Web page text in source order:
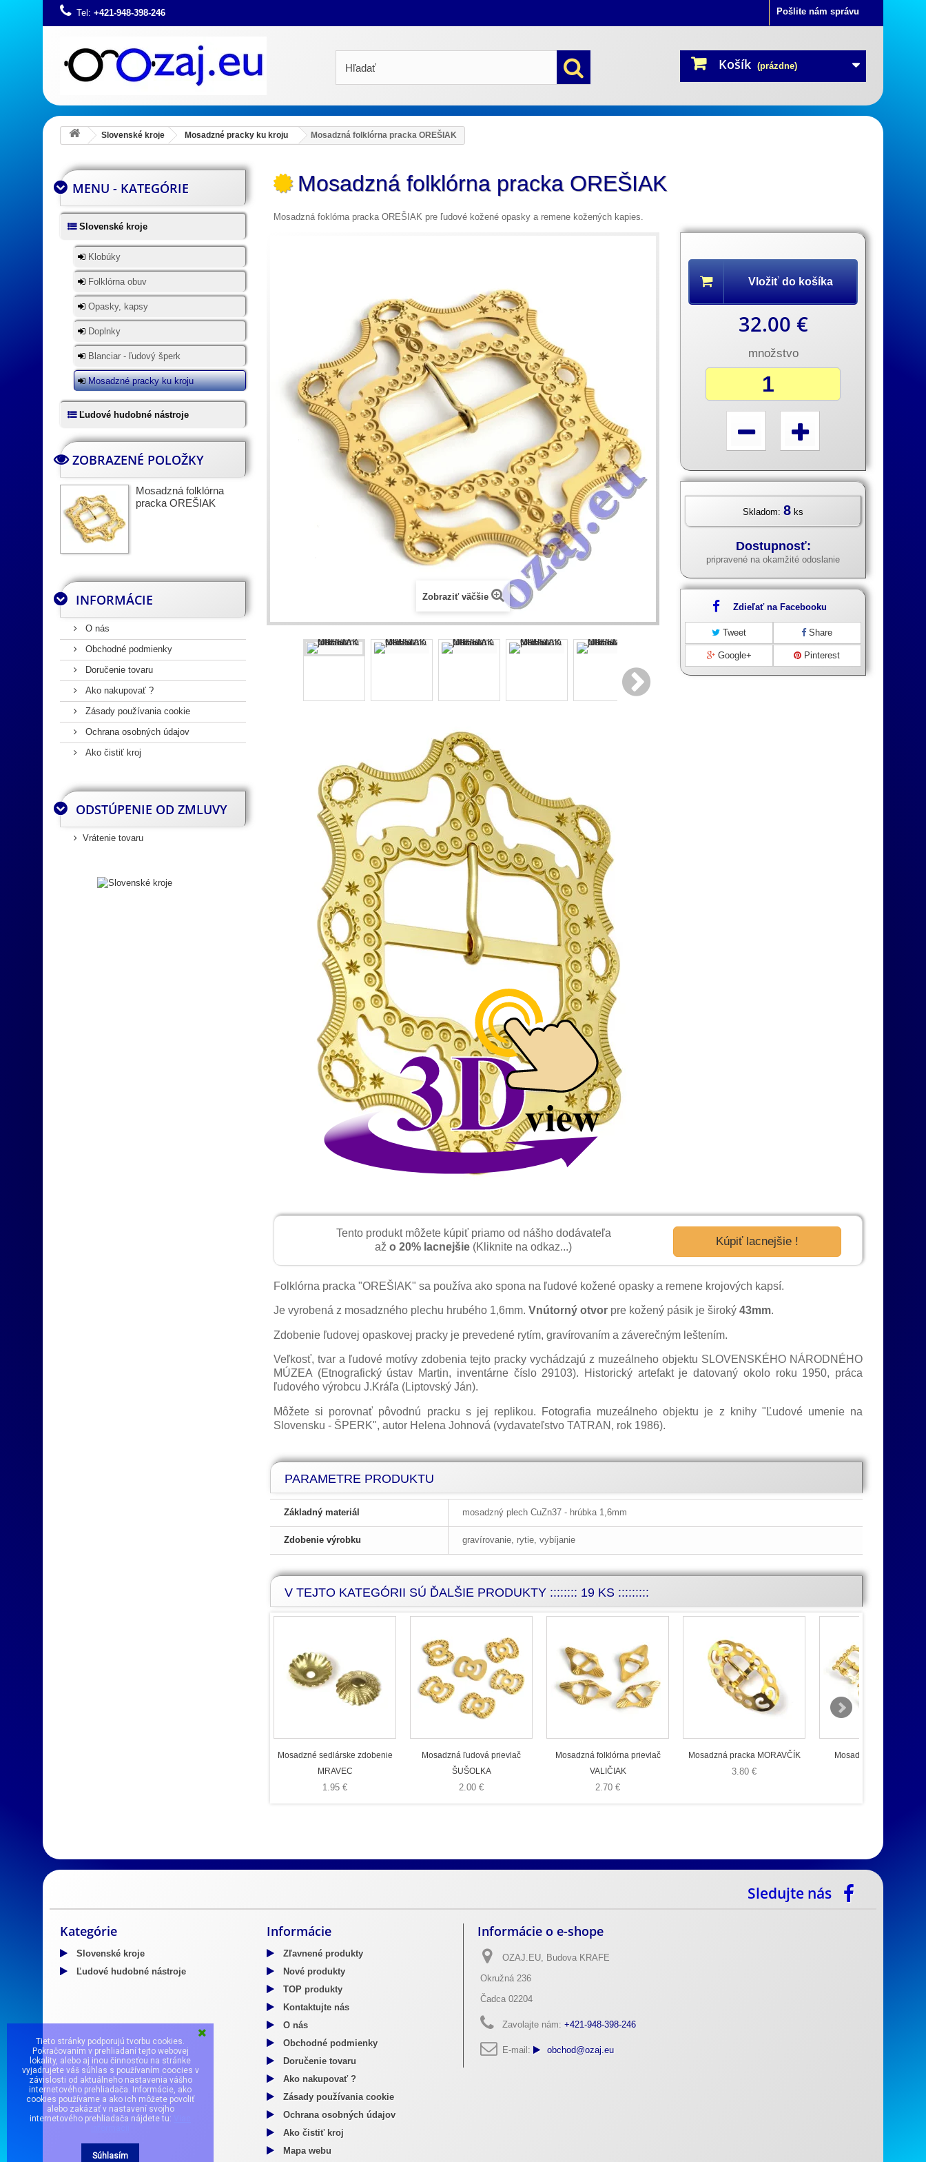
Pošlite nám správu
Tel: +421-948-398-246
Košík (prázdne)
Slovenské kroje Mosadzné pracky ku kroju Mosadzná folklórna pracka OREŠIAK
MENU - KATEGÓRIE
Slovenské kroje
Klobúky
Folklórna obuv
Opasky, kapsy
Doplnky
Blanciar - ľudový šperk
Mosadzné pracky ku kroju
Ľudové hudobné nástroje
ZOBRAZENÉ POLOŽKY
Mosadzná folklórna
pracka OREŠIAK
INFORMÁCIE
O nás
Obchodné podmienky
Doručenie tovaru
Ako nakupovať ?
Zásady používania cookie
Ochrana osobných údajov
Ako čistiť kroj
ODSTÚPENIE OD ZMLUVY
Vrátenie tovaru
Mosadzná folklórna pracka OREŠIAK
Mosadzná foklórna pracka OREŠIAK pre ľudové kožené opasky a remene kožených kapies.
Zobraziť väčšie
Vložiť do košíka
32.00 €
množstvo
Skladom: 8 ks
Dostupnosť:
pripravené na okamžité odoslanie
Zdieľať na Facebooku
Tweet Share
Google+ Pinterest
produktu
Tento produkt môžete kúpiť priamo od nášho dodávateľa
ažo 20% lacnejšie (Kliknite na odkaz...) Kúpiť lacnejšie !
Folklórna pracka "OREŠIAK" sa používa ako spona na ľudové kožené opasky a remene krojových kapsí.
Je vyrobená z mosadzného plechu hrubého 1,6mm. Vnútorný otvor pre kožený pásik je široký 43mm.
Zdobenie ľudovej opaskovej pracky je prevedené rytím, gravírovaním a záverečným leštením.
Veľkosť, tvar a ľudové motívy zdobenia tejto pracky vychádzajú z muzeálneho objektu SLOVENSKÉHO NÁRODNÉHO
MÚZEA (Etnografický ústav Martin, inventárne číslo 29103). Historický artefakt je datovaný okolo roku 1950, práca
ľudového výrobcu J.Kráľa (Liptovský Ján).
Môžete si porovnať pôvodnú pracku s jej replikou. Fotografia muzeálneho objektu je z knihy "Ľudové umenie na
Slovensku - ŠPERK", autor Helena Johnová (vydavateľstvo TATRAN, rok 1986).
PARAMETRE PRODUKTU
Základný materiál mosadzný plech CuZn37 - hrúbka 1,6mm
Zdobenie výrobku gravírovanie, rytie, vybíjanie
V TEJTO KATEGÓRII SÚ ĎALŠIE PRODUKTY :::::::: 19 KS :::::::::
Mosadzné sedlárske zdobenie
MRAVEC
1.95 €
Mosadzná ľudová prievlač
ŠUŠOLKA
2.00 €
Mosadzná folklórna prievlač
VALIČIAK
2.70 €
Mosadzná pracka MORAVČÍK
3.80 €
Mosadzná ľudová
Sledujte nás
Kategórie
Slovenské kroje
Ľudové hudobné nástroje
Informácie
Zľavnené produkty
Nové produkty
TOP produkty
Kontaktujte nás
O nás
Obchodné podmienky
Doručenie tovaru
Ako nakupovať ?
Zásady používania cookie
Ochrana osobných údajov
Ako čistiť kroj
Mapa webu
Informácie o e-shope
OZAJ.EU, Budova KRAFE
Okružná 236
Čadca 02204
Zavolajte nám: +421-948-398-246
E-mail: obchod@ozaj.eu
Tieto stránky podporujú tvorbu cookies.
Pokračovaním v prehliadaní tejto webovej
lokality, alebo aj inou činnosťou na stránke
vyjadrujete váš súhlas s používaním coocies v
závislosti od aktuálneho nastavenia vášho
internetového prehliadača. Informácie, ako
cookies používame a ako ich môžete povoliť
alebo zakázať v nastavení svojho
internetového prehliadača nájdete tu:
Súhlasím